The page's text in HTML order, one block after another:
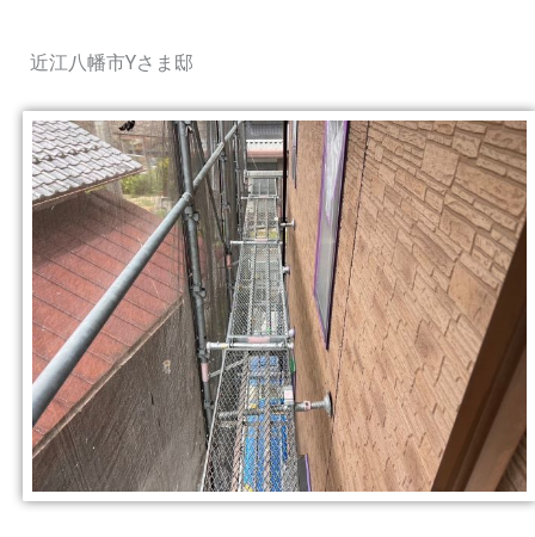
近江八幡市Yさま邸